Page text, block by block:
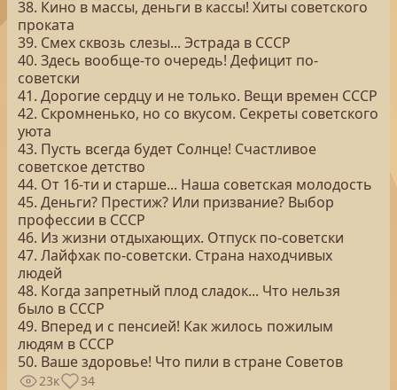
38. Кино в массы, деньги в кассы! Хиты советского
проката
39. Смех сквозь слезы... Эстрада в СССР
40. Здесь вообще-то очередь! Дефицит по-
советски
41. Дорогие сердцу и не только. Вещи времен СССР
42. Скромненько, но со вкусом. Секреты советского
уюта
43. Пусть всегда будет Солнце! Счастливое
советское детство
44. От 16-ти и старше... Наша советская молодость
45. Деньги? Престиж? Или призвание? Выбор
профессии в СССР
46. Из жизни отдыхающих. Отпуск по-советски
47. Лайфхак по-советски. Страна находчивых
людей
48. Когда запретный плод сладок... Что нельзя
было в СССР
49. Вперед и с пенсией! Как жилось пожилым
людям в СССР
50. Ваше здоровье! Что пили в стране Советов
23к 34